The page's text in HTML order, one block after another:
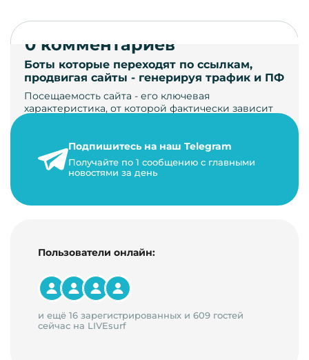
Боты которые переходят по ссылкам,
продвигая сайты - генерируя трафик и ПФ
Посещаемость сайта - его ключевая
характеристика, от которой фактически зависит
22 мая 2024 г.
9 минут на чтение
0 комментариев
Подпишитесь на наш Telegram
Получайте по 1 сообщению с главными
новостями за день
Пользователи онлайн:
и ещё 16 зарегистрированных и 609 гостей
сейчас на LIVEsurf